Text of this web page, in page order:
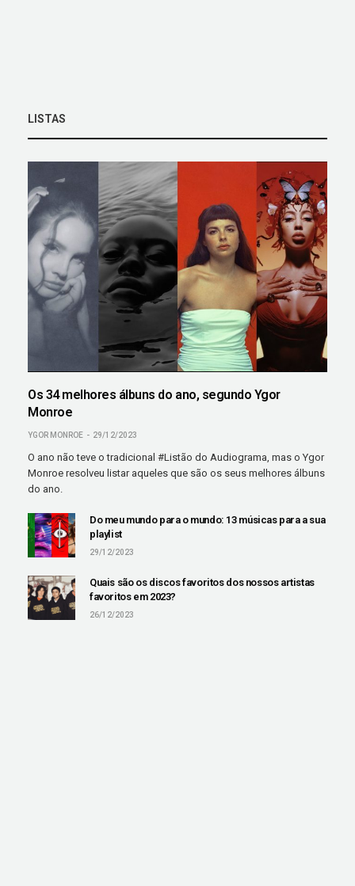
LISTAS
Os 34 melhores álbuns do ano, segundo Ygor
Monroe
YGOR MONROE 29/12/2023
O ano não teve o tradicional #Listão do Audiograma, mas o Ygor
Monroe resolveu listar aqueles que são os seus melhores álbuns
do ano.
Do meu mundo para o mundo: 13 músicas para a sua
playlist
29/12/2023
Quais são os discos favoritos dos nossos artistas
favoritos em 2023?
26/12/2023